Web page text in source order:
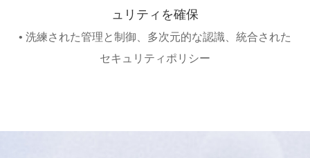
ュリティを確保
• 洗練された管理と制御、多次元的な認識、統合された
セキュリティポリシー